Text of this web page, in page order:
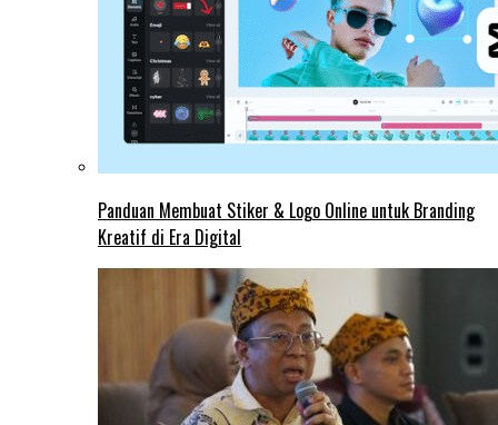
Panduan Membuat Stiker & Logo Online untuk Branding
Kreatif di Era Digital